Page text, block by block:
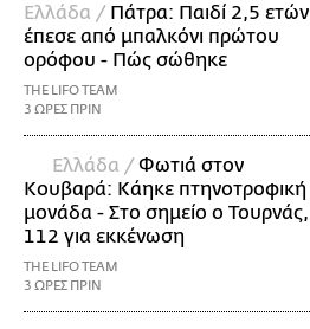
Ελλάδα / Πάτρα: Παιδί 2,5 ετών
έπεσε από μπαλκόνι πρώτου
ορόφου - Πώς σώθηκε
THE LIFO TEAM
3 ΩΡΕΣ ΠΡΙΝ
Ελλάδα /Φωτιά στον
Κουβαρά: Κάηκε πτηνοτροφική
μονάδα - Στο σημείο ο Τουρνάς,
112 για εκκένωση
THE LIFO TEAM
3 ΩΡΕΣ ΠΡΙΝ